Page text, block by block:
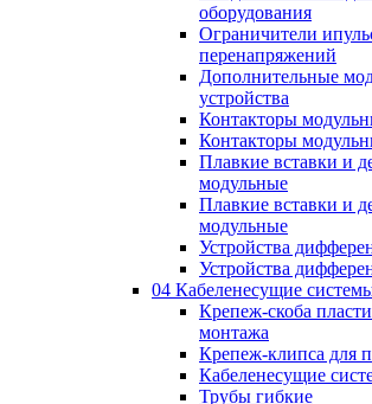
оборудования
Ограничители
перенапряжений
Дополнительные
устройства
Контакторы
Контакторы
Плавкие вставки и
модульные
Плавкие вставки и
модульные
Устройства
Устройства
04 Кабеленесущие
Крепеж-скоба
монтажа
Крепеж-клипса для
Кабеленесущие
Трубы гибкие